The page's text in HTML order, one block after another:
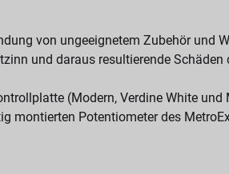
von ungeeignetem Zubehör und
und daraus resultierende Schäden
(Modern, Verdine White
montierten Potentiometer des